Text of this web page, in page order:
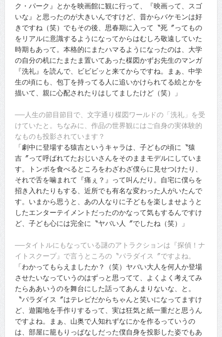
ク・パーク』とかを映画館に観に行って、『映画って、スゴ
いな』と思ったのが大きいんですけど、昔からバケモンは好
きですね（笑）でもその後、思春期に入って〝死〞ってもの
をリアルに意識するようになってからはむしろ敬遠していた
時期もあって。本格的にまたハマるようになったのは、大学
の自分の机にたまたま置いてあった楳図かずお先生のマンガ
『洗礼』を読んで、ビビビッと来てからですね。まぁ、中学
生の頃にも、包丁を持ってる人に追いかけられてる絵とかを
描いて、親に心配されたりはしてましたけど（笑）」
──人生の節目節目で、文字通り楳図ワールドの「洗礼」を受
けていたと。ちなみに、作品の世界観にはご自身の実体験的
なものも投影されています？
「劇中に登場する猿吉というキャラは、子どもの頃に〝猿
吉〞って呼ばれてたおじいさんをそのままモデルにしていま
す。トンボを食べるところをわざわざ僕らに見せつけたり、
それで舌を噛まれて『痛ぇ？』って叫んだり。自宅に僕らを
招き入れたりもする、近所でも有名な変わった人がいたんで
す。いまから思うと、あの人なりに子どもを楽しませようと
したエンターテイメントだったのかなって気もするんですけ
ど、子ども心には完全に〝ヤバい人〞でしたね（笑）」
──タイトルにもなっている謎のアトラクションは『探偵！ナ
イトスクープ』で言うところの〝パラダイス〞ですよね。
「わかってもらえましたか？（笑）ヤバい大人を何人か登場
させたいなっていうのはずっと思ってて、よくよく考えてみ
たらああいうのを舞台にした話ってあんまりないな、と。
〝パラダイス〞はテレビだからちゃんと笑いになってますけ
ど、遊園地を手作りするって、実は狂気と紙一重だと思うん
ですよね。まぁ、山奥で人知れずなにかを作るっていうの
は、部屋に籠もりっぱなしだった僕自身を投影した姿でもあ